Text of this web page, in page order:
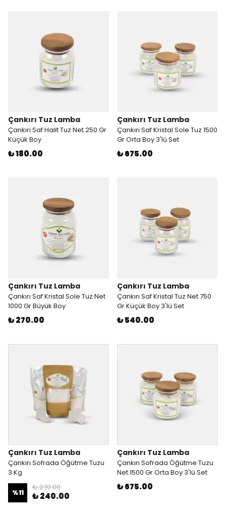
Çankırı Tuz Lamba
Çankırı Saf Halit Tuz Net 250 Gr
Küçük Boy
₺ 180.00
Çankırı Tuz Lamba
Çankırı Saf Kristal Sole Tuz 1500
Gr Orta Boy 3'lü Set
₺ 675.00
Çankırı Tuz Lamba
Çankırı Saf Kristal Sole Tuz Net
1000 Gr Büyük Boy
₺ 270.00
Çankırı Tuz Lamba
Çankırı Saf Kristal Tuz Net 750
Gr Küçük Boy 3'lü Set
₺ 540.00
Çankırı Tuz Lamba
Çankırı Sofrada Öğütme Tuzu
3 Kg
%11
₺ 270.00
₺ 240.00
Çankırı Tuz Lamba
Çankırı Sofrada Öğütme Tuzu
Net 1500 Gr Orta Boy 3'lü Set
₺ 675.00